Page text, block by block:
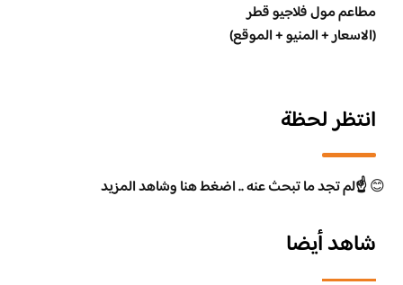
مطاعم مول فلاجيو قطر
(الاسعار + المنيو + الموقع)
انتظر لحظة
😊☝️لم تجد ما تبحث عنه .. اضغط هنا وشاهد المزيد
شاهد أيضا